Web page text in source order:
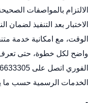
الالتزام بالمواصفات
الاختبار بعد التنفيذ لضمان
الوقت، مع امكانية خدمة
واضح لكل خطوة، حتى تعرف
الفوري اتصل على 66633305، او راجع التفاصيل عبر
الخدمات الرسمية حسب ما